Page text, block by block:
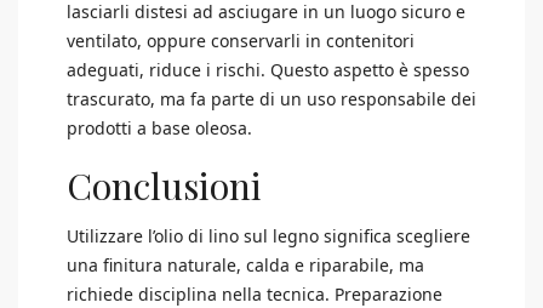
lasciarli distesi ad asciugare in un luogo sicuro e
ventilato, oppure conservarli in contenitori
adeguati, riduce i rischi. Questo aspetto è spesso
trascurato, ma fa parte di un uso responsabile dei
prodotti a base oleosa.
Conclusioni
Utilizzare l’olio di lino sul legno significa scegliere
una finitura naturale, calda e riparabile, ma
richiede disciplina nella tecnica. Preparazione